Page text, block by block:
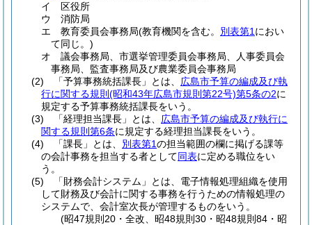
イ
区役所
ウ
消防局
エ
教育委員会事務局(教育機関を含む。 別表第1 におい
て同じ。)
オ
議会事務局、市選挙管理委員会事務局、人事委員会
事務局、監査事務局及び農業委員会事務局
(2)
「予算事務統括課長」とは、 広島市予算の編成及び執
行に関する規則 (昭和43年広島市規則第22号)第5条の2に
規定する予算事務統括課長をいう。
(3)
「経理担当課長」とは、 広島市予算の編成及び執行に
関する規則第6条に規定する経理担当課長をいう。
(4)
「課長」とは、 別表第1の担当範囲の欄に掲げる課等
の会計事務を担当する者として同表に定める職位をい
う。
(5)
「財務会計システム」とは、電子情報処理組織を使用
して財務及び会計に関する事務を行うための情報処理の
システムで、会計室次長が管理するものをいう。
(昭47規則20・全改、昭48規則30・昭48規則84・昭